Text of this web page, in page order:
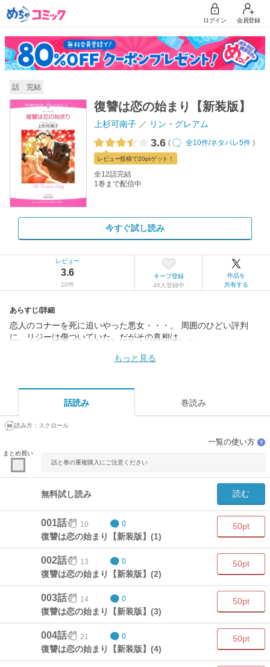
ログイン 会員登録
話 完結
復讐は恋の始まり【新装版】
上杉可南子 リン・グレアム
3.6 ( 全10件/ネタバレ5件 )
レビュー投稿で20ptゲット！
全12話完結
1巻まで配信中
今すぐ試し読み
レビュー
3.6
10件
キープ登録
46人登録中
作品を
共有する
あらすじ/詳細
恋人のコナーを死に追いやった悪女・・・。 周囲のひどい評判
に、リジーは傷ついていた。だがその真相は、…
もっと見る
話読み 巻読み
読み方： スクロール
まとめ買い
一覧の使い方 ？
話と巻の重複購入にご注意ください
無料試し読み 読む
001話 10 0
復讐は恋の始まり【新装版】(1)
50pt
002話 13 0
復讐は恋の始まり【新装版】(2)
50pt
003話 14 0
復讐は恋の始まり【新装版】(3)
50pt
004話 21 0
復讐は恋の始まり【新装版】(4)
50pt